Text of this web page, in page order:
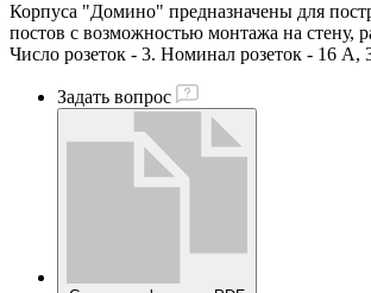
Корпуса "Домино" предназначены для
постов с возможностью монтажа на стену,
Число розеток - 3. Номинал розеток - 16 А,
Задать вопрос